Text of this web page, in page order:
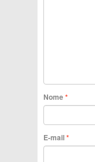
Nome*
E-mail*